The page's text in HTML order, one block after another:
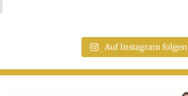
Auf Instagram folgen